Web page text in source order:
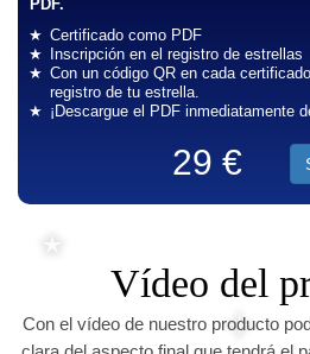
PDF.
Certificado como PDF
Inscripción en el registro de estrellas
Con un código QR en cada
registro de tu estrella.
¡Descargue el PDF inmediatamente
29 €
Vídeo del
Con el vídeo de nuestro producto